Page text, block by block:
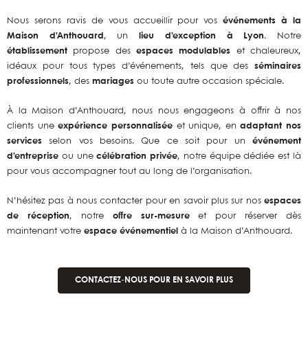
Nous serons ravis de vous accueillir pour vosévénements à la
Maison d’Anthouard , un lieu d’exception à Lyon. Notre
établissement propose des espaces modulables et chaleureux,
idéaux pour tous types d’événements, tels que des séminaires
professionnels, des mariages ou toute autre occasion spéciale.
À la Maison d’Anthouard, nous nous engageons à offrir à nos
clients uneexpérience personnaliséeet unique, enadaptant nos
services selon vos besoins. Que ce soit pour un événement
d’entreprise ou unecélébration privée, notre équipe dédiée est là
pour vous accompagner tout au long de l’organisation.
N’hésitez pas à nous contacter pour en savoir plus sur nos espaces
de réception, notre offre sur-mesureet pour réserver dès
maintenant votre espace événementiel à la Maison d’Anthouard.
CONTACTEZ-NOUS POUR EN SAVOIR PLUS